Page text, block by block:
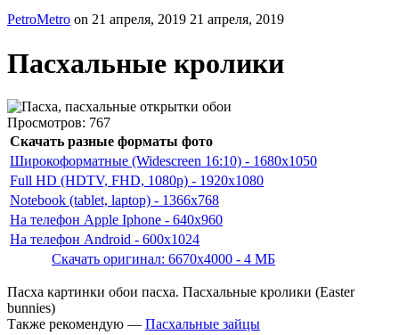
PetroMetro on 21 апреля, 2019 21 апреля, 2019
Пасхальные кролики
Просмотров: 767
Скачать оригинал: 6670x4000 - 4 МБ
Скачать разные форматы фото
Широкоформатные (Widescreen 16:10) - 1680x1050
Full HD (HDTV, FHD, 1080p) - 1920x1080
Notebook (tablet, laptop) - 1366x768
На телефон Apple Iphone - 640x960
На телефон Android - 600x1024
Пасха картинки обои пасха. Пасхальные кролики (Easter
bunnies)
Также рекомендую — Пасхальные зайцы